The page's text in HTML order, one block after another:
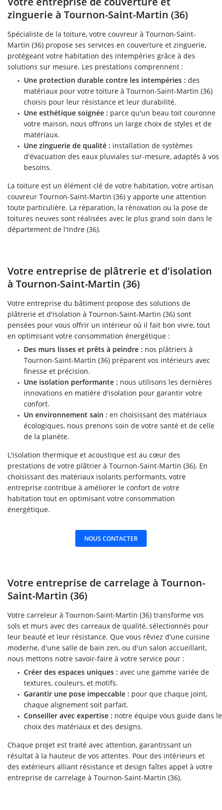
ISOLATION
CARRELAGE
MENUISERIE
AVIS
ACTUALITÉS
CONTACT
Rejoignez-
Restez
INSCRIPTION
zinguerie à Tournon-Saint-Martin (36)
Spécialiste de la toiture, votre couvreur à Tournon-Saint-
Martin (36) propose ses services en couverture et zinguerie,
protégeant votre habitation des intempéries grâce à des
solutions sur mesure. Les prestations comprennent :
Une protection durable contre les intempéries : des
matériaux pour votre toiture à Tournon-Saint-Martin (36)
choisis pour leur résistance et leur durabilité.
Une esthétique soignée : parce qu'un beau toit couronne
votre maison, nous offrons un large choix de styles et de
matériaux.
Une zinguerie de qualité : installation de systèmes
d'évacuation des eaux pluviales sur-mesure, adaptés à vos
besoins.
La toiture est un élément clé de votre habitation, votre artisan
couvreur Tournon-Saint-Martin (36) y apporte une attention
toute particulière. La réparation, la rénovation ou la pose de
toitures neuves sont réalisées avec le plus grand soin dans le
département de l'Indre (36).
Votre entreprise de plâtrerie et d'isolation
à Tournon-Saint-Martin (36)
Votre entreprise du bâtiment propose des solutions de
plâtrerie et d'isolation à Tournon-Saint-Martin (36) sont
pensées pour vous offrir un intérieur où il fait bon vivre, tout
en optimisant votre consommation énergétique :
Des murs lisses et prêts à peindre : nos plâtriers à
Tournon-Saint-Martin (36) préparent vos intérieurs avec
finesse et précision.
Une isolation performante : nous utilisons les dernières
innovations en matière d'isolation pour garantir votre
confort.
Un environnement sain : en choisissant des matériaux
écologiques, nous prenons soin de votre santé et de celle
de la planète.
L'isolation thermique et acoustique est au cœur des
prestations de votre plâtrier à Tournon-Saint-Martin (36). En
choisissant des matériaux isolants performants, votre
entreprise contribue à améliorer le confort de votre
habitation tout en optimisant votre consommation
énergétique.
NOUS CONTACTER
Votre entreprise de carrelage à Tournon-
Saint-Martin (36)
Votre carreleur à Tournon-Saint-Martin (36) transforme vos
sols et murs avec des carreaux de qualité, sélectionnés pour
leur beauté et leur résistance. Que vous rêviez d'une cuisine
moderne, d'une salle de bain zen, ou d'un salon accueillant,
nous mettons notre savoir-faire à votre service pour :
Créer des espaces uniques : avec une gamme variée de
textures, couleurs, et motifs.
Garantir une pose impeccable : pour que chaque joint,
chaque alignement soit parfait.
Conseiller avec expertise : notre équipe vous guide dans le
choix des matériaux et des designs.
Chaque projet est traité avec attention, garantissant un
résultat à la hauteur de vos attentes. Pour des intérieurs et
des extérieurs alliant résistance et design faîtes appel à votre
entreprise de carrelage à Tournon-Saint-Martin (36).